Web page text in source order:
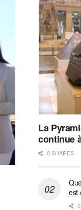
La
continue
0 SHARES
est